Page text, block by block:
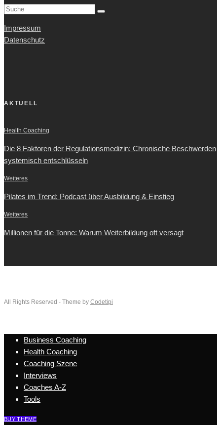
Impressum
Datenschutz
AKTUELL
Health Coaching
Die 8 Faktoren der Regulationsmedizin: Chronische Beschwerden
systemisch entschlüsseln
Weiteres
Pilates im Trend: Podcast über Ausbildung & Einstieg
Weiteres
Millionen für die Tonne: Warum Weiterbildung oft versagt
All Rights Reserved - Theme by Codetipi
Business Coaching
Health Coaching
Coaching Szene
Interviews
Coaches A-Z
Tools
BUY THEME